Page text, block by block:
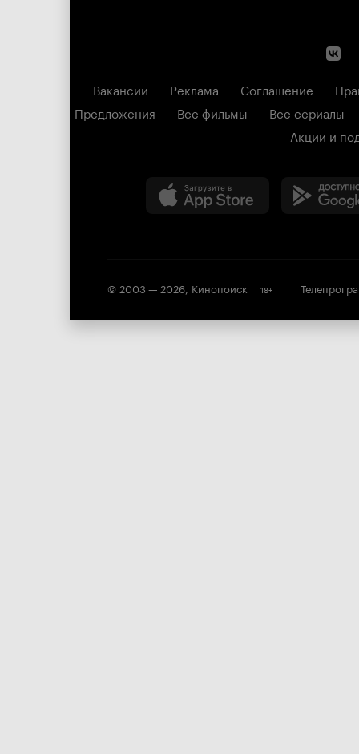
Вакансии Реклама Соглашение
Предложения
Все фильмы
Все сериалы
Акции и
© 2003 — 2026, Кинопоиск 18+